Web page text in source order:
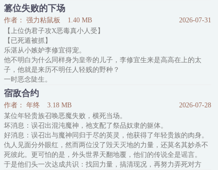
*
商矜身份贵重，是手握煊赫权柄的长公主，醉心弄权。
——谁想夺他权位、抢他江山，他就要谁死。
萧照才智卓绝，是野心勃勃的异姓王世子，盘踞南梁。
——谁敢阻他霸业、 拦他皇途，他就要谁死。
这样的两个人，被定宁七年冬月的一道赐婚圣旨绑在了一起——
天家许嫁清河长公主商矜，赐婚南梁王
篡位失败的下场
作者： 强力粘鼠板 1.40 MB
2026-07-31
【上位伪君子攻X恶毒真小人受】
【已死遁被抓】
乐湛从小嫉妒李修宜得宠。
他不明白为什么同样身为皇帝的儿子，李修宜生来是高高在上的太
子，他就是来历不明任人轻贱的野种？
一时恶念陡生。
于是他一手策划宫变，害的李修宜兵败邙山，死无葬身之地，借机篡
夺了他的皇储之位，自此扶摇直上。
但他还不知道，背后捅人刀子是要遭报应的。
直到看到早该枯骨一具的李修宜率兵围城，斩杀逆党，踩着遍地血光
缓步走来，刀架在脖子上的这一刻，乐湛终于后知后觉意识到
——完了，这下是真完了。
但是很明显，现在才意识到这一点
宿敌合约
作者： 年终 3.18 MB
2026-07-28
某位年轻贵族召唤恶魔失败，横死当场。
坏消息：误召出混沌魔神，祂支配了祭品奴隶的躯体。
好消息：误召出与魔神同归于尽的英灵，他获得了年轻贵族的肉身。
仇人见面分外眼红，然而两位没了毁天灭地的力量，还莫名其妙杀不
死彼此。更可怕的是，外头世界天翻地覆，他们的传说全是谣言。
于是他们头一次达成共识：找回力量，搞清现况，再努力弄死对方